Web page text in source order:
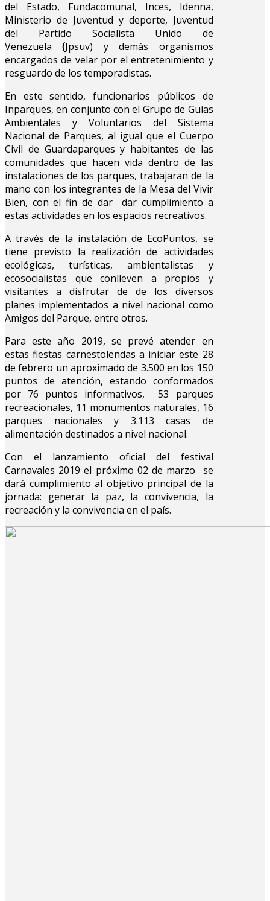
del Estado, Fundacomunal, Inces, Idenna,
Ministerio de Juventud y deporte, Juventud
del Partido Socialista Unido de
Venezuela(Jpsuv) y demás organismos
encargados de velar por el entretenimiento y
resguardo de los temporadistas.
En este sentido, funcionarios públicos de
Inparques, en conjunto con el Grupo de Guías
Ambientales y Voluntarios del Sistema
Nacional de Parques, al igual que el Cuerpo
Civil de Guardaparques y habitantes de las
comunidades que hacen vida dentro de las
instalaciones de los parques, trabajaran de la
mano con los integrantes de la Mesa del Vivir
Bien, con el fin de dar dar cumplimiento a
estas actividades en los espacios recreativos.
A través de la instalación de EcoPuntos, se
tiene previsto la realización de actividades
ecológicas, turísticas, ambientalistas y
ecosocialistas que conlleven a propios y
visitantes a disfrutar de de los diversos
planes implementados a nivel nacional como
Amigos del Parque, entre otros.
Para este año 2019, se prevé atender en
estas fiestas carnestolendas a iniciar este 28
de febrero un aproximado de 3.500 en los 150
puntos de atención, estando conformados
por 76 puntos informativos, 53 parques
recreacionales, 11 monumentos naturales, 16
parques nacionales y 3.113 casas de
alimentación destinados a nivel nacional.
Con el lanzamiento oficial del festival
Carnavales 2019 el próximo 02 de marzo se
dará cumplimiento al objetivo principal de la
jornada: generar la paz, la convivencia, la
recreación y la convivencia en el país.